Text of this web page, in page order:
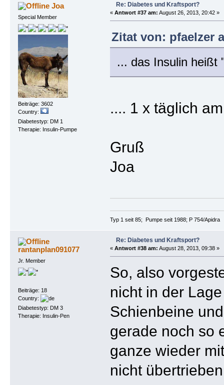
Joa
Special Member
Beiträge: 3602
Country:
Diabetestyp: DM 1
Therapie: Insulin-Pumpe
Re: Diabetes und Kraftsport?
« Antwort #37 am: August 26, 2013, 20:42 »
Zitat von: pfaelzer
... das Insulin heißt
.... 1 x täglich
Gruß
Joa
Typ 1 seit 85; Pumpe seit 1988; P 754/Apidra
rantanplan091077
Jr. Member
Beiträge: 18
Country:
Diabetestyp: DM 3
Therapie: Insulin-Pen
Re: Diabetes und Kraftsport?
« Antwort #38 am: August 28, 2013, 09:38 »
So, also
nicht in der
Schienbeine
gerade noch so
ganze wieder
nicht